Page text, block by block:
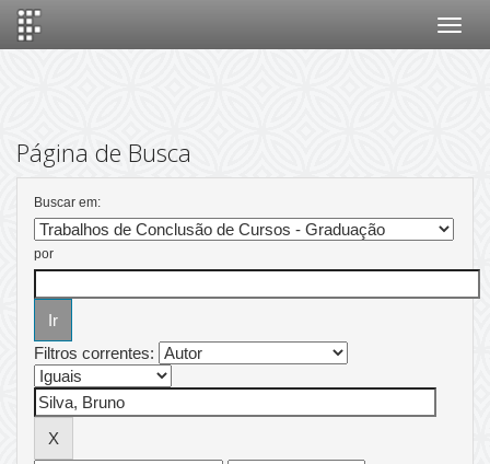
Página de Busca
Buscar em:
por
Filtros correntes: